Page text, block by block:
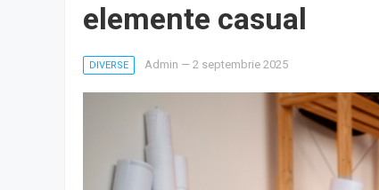
elemente casual
DIVERSE Admin — 2 septembrie 2025